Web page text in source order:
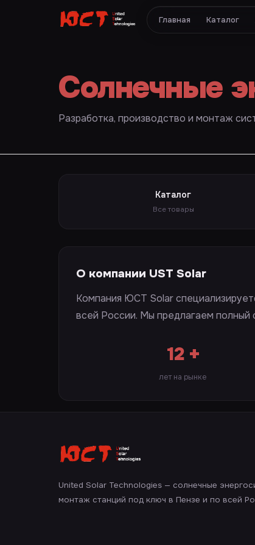
Главная Каталог
Солнечные
Разработка, производство и монтаж
Каталог
Все товары
О компании UST Solar
Компания ЮСТ Solar
всей России. Мы предлагаем полный
12 +
лет на рынке
United Solar Technologies — солнечные
монтаж станций под ключ в Пензе и по всей